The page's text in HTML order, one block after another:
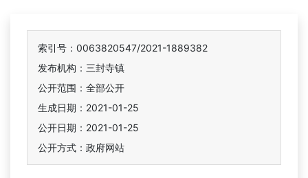
索引号：0063820547/2021-1889382
发布机构：三封寺镇
公开范围：全部公开
生成日期：2021-01-25
公开日期：2021-01-25
公开方式：政府网站